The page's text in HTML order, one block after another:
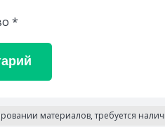
*
материалов, требуется